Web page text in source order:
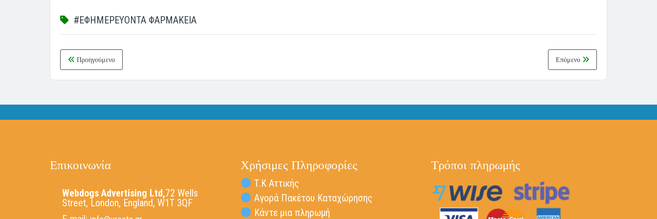
#ΕΦΗΜΕΡΕΥΟΝΤΑ ΦΑΡΜΑΚΕΙΑ
Προηγούμενο Επόμενο
Επικοινωνία
Webdogs Advertising Ltd,72 Wells
Street, London, England, W1T 3QF
Χρήσιμες Πληροφορίες
Τ.Κ Αττικής
Αγορά Πακέτου Καταχώρησης
Κάντε μια πληρωμή
Τρόποι πληρωμής